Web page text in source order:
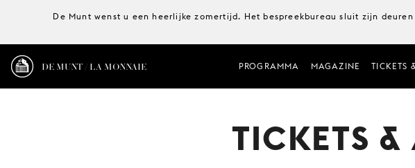
De Munt wenst u een heerlijke zomertijd. Het bespreekbureau sluit zijn
DE MUNT / LA MONNAIE PROGRAMMA MAGAZINE TICKETS
TICKETS